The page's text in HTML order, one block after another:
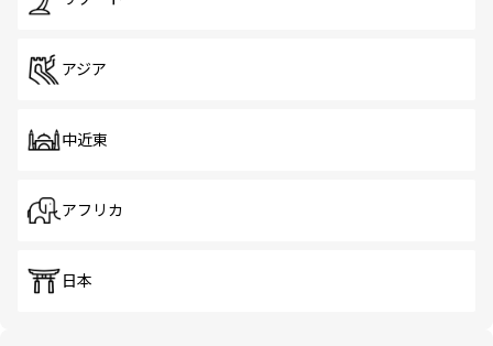
アジア
中近東
アフリカ
日本